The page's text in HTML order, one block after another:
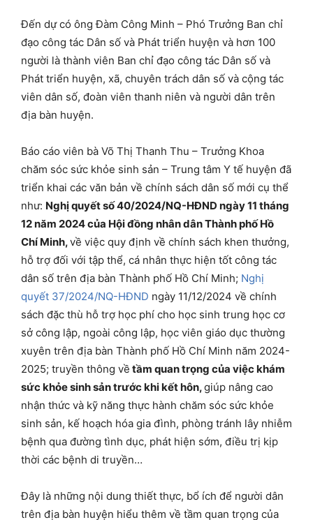
Đến dự có ông Đàm Công Minh – Phó Trưởng Ban chỉ
đạo công tác Dân số và Phát triển huyện và hơn 100
người là thành viên Ban chỉ đạo công tác Dân số và
Phát triển huyện, xã, chuyên trách dân số và cộng tác
viên dân số, đoàn viên thanh niên và người dân trên
địa bàn huyện.
Báo cáo viên bà Võ Thị Thanh Thu – Trưởng Khoa
chăm sóc sức khỏe sinh sản – Trung tâm Y tế huyện đã
triển khai các văn bản về chính sách dân số mới cụ thể
như: Nghị quyết số 40/2024/NQ-HĐND ngày 11 tháng
12 năm 2024 của Hội đồng nhân dân Thành phố Hồ
Chí Minh,về việc quy định về chính sách khen thưởng,
hỗ trợ đối với tập thể, cá nhân thực hiện tốt công tác
dân số trên địa bàn Thành phố Hồ Chí Minh; Nghị
quyết 37/2024/NQ-HĐND ngày 11/12/2024 về chính
sách đặc thù hỗ trợ học phí cho học sinh trung học cơ
sở công lập, ngoài công lập, học viên giáo dục thường
xuyên trên địa bàn Thành phố Hồ Chí Minh năm 2024-
2025; truyền thông về tầm quan trọng của việc khám
sức khỏe sinh sản trước khi kết hôn,giúp nâng cao
nhận thức và kỹ năng thực hành chăm sóc sức khỏe
sinh sản, kế hoạch hóa gia đình, phòng tránh lây nhiễm
bệnh qua đường tình dục, phát hiện sớm, điều trị kịp
thời các bệnh di truyền…
Đây là những nội dung thiết thực, bổ ích để người dân
trên địa bàn huyện hiểu thêm về tầm quan trọng của